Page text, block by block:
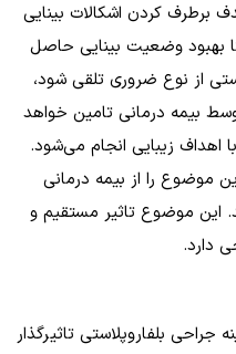
برطرف کردن اشکالات بینایی
بهبود وضعیت بینایی حاصل
از نوع ضروری تلقی شود،
بیمه درمانی تامین خواهد
اهداف زیبایی انجام می‌شود.
موضوع را از بیمه درمانی
این موضوع تاثیر مستقیم و
دارد.
بلفاروپلاستی تاثیرگذار